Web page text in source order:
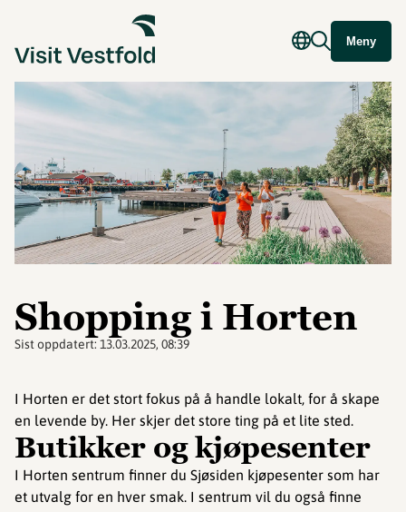
Meny
Shopping i Horten
Sist oppdatert: 13.03.2025, 08:39
I Horten er det stort fokus på å handle lokalt, for å skape
en levende by. Her skjer det store ting på et lite sted.
Butikker og kjøpesenter
I Horten sentrum finner du Sjøsiden kjøpesenter som har
et utvalg for en hver smak. I sentrum vil du også finne